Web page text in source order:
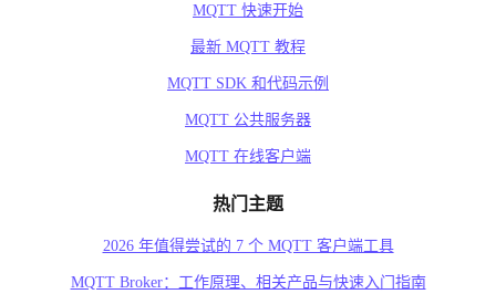
MQTT 快速开始
最新 MQTT 教程
MQTT SDK 和代码示例
MQTT 公共服务器
MQTT 在线客户端
热门主题
2026 年值得尝试的 7 个 MQTT 客户端工具
MQTT Broker：工作原理、相关产品与快速入门指南